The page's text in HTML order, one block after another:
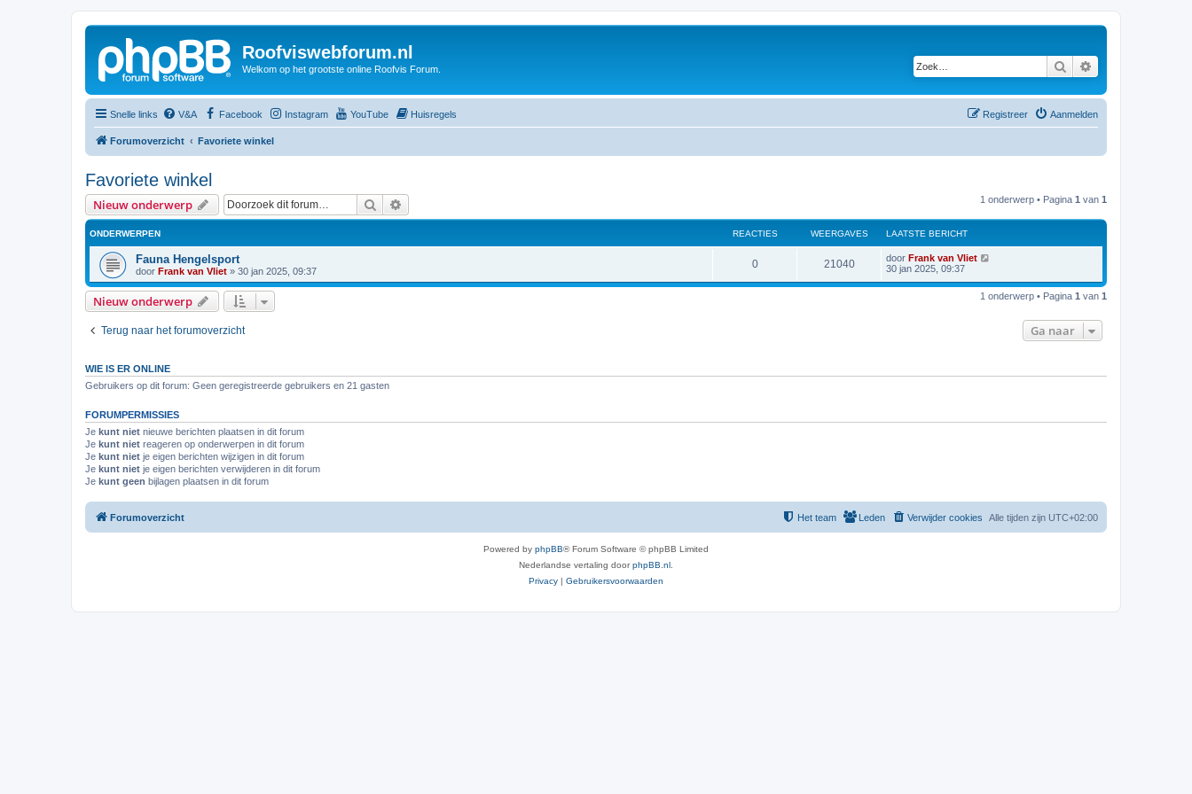
Roofviswebforum.nl
Welkom op het grootste online Roofvis Forum. Zoek
Snelle links V&A Facebook Instagram YouTube Huisregels Aanmelden
Registreer
Forumoverzicht Favoriete winkel
Favoriete winkel
Nieuw onderwerp Zoek 1 onderwerp • Pagina 1 van 1
ONDERWERPEN REACTIES WEERGAVES LAATSTE BERICHT
Fauna Hengelsport
door Frank van Vliet » 30 jan 2025, 09:37
0 21040 door Frank van Vliet
30 jan 2025, 09:37
Nieuw onderwerp 1 onderwerp • Pagina 1 van 1
Terug naar het forumoverzicht Ga naar
WIE IS ER ONLINE
Gebruikers op dit forum: Geen geregistreerde gebruikers en 21 gasten
FORUMPERMISSIES
Je kunt niet nieuwe berichten plaatsen in dit forum
Je kunt niet reageren op onderwerpen in dit forum
Je kunt niet je eigen berichten wijzigen in dit forum
Je kunt niet je eigen berichten verwijderen in dit forum
Je kunt geen bijlagen plaatsen in dit forum
Forumoverzicht Alle tijden zijn UTC+02:00
Verwijder cookies
Leden
Het team
Powered by phpBB® Forum Software © phpBB Limited
Nederlandse vertaling doorphpBB.nl
Privacy | Gebruikersvoorwaarden